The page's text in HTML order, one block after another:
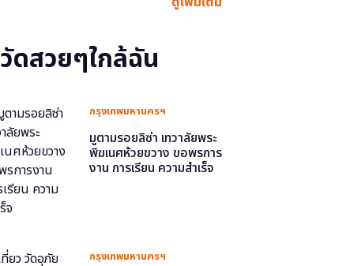
วัดสวยๆใกล้ฉัน
กรุงเทพมหานครฯ
มูตามรอยลิซ่า เทวาลัยพระ
พิฆเนศห้วยขวาง ขอพรการ
งาน การเรียน ความสำเร็จ
กรุงเทพมหานครฯ